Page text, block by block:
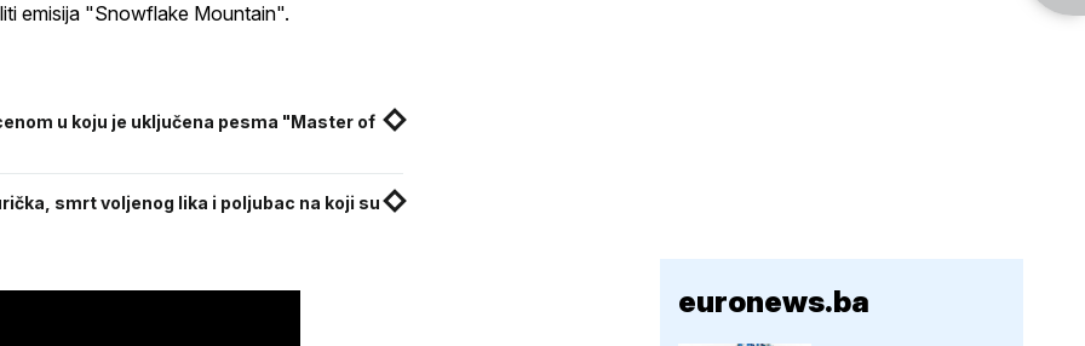
emisija "Snowflake Mountain".
u koju je uključena pesma "Master of
smrt voljenog lika i poljubac na koji su
euronews.ba